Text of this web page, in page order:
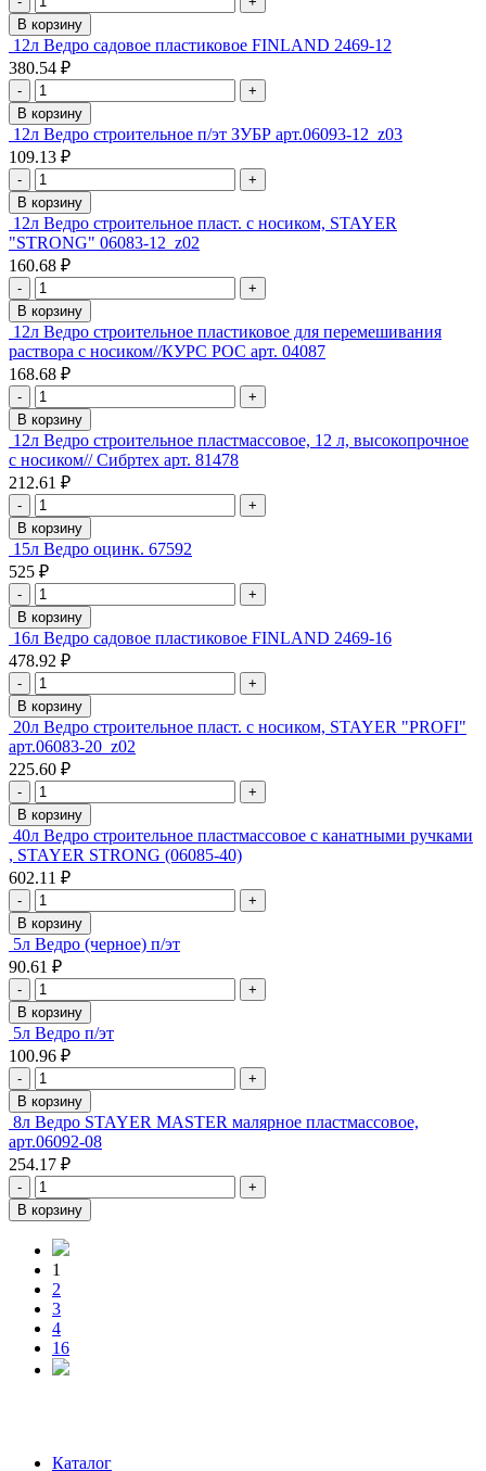
В корзину
12л Ведро садовое пластиковое FINLAND 2469-12
380.54 ₽
-
+
В корзину
12л Ведро строительное п/эт ЗУБР арт.06093-12_z03
109.13 ₽
-
+
В корзину
12л Ведро строительное пласт. с носиком, STAYER
"STRONG" 06083-12_z02
160.68 ₽
-
+
В корзину
12л Ведро строительное пластиковое для перемешивания
раствора с носиком//КУРС РОС арт. 04087
168.68 ₽
-
+
В корзину
12л Ведро строительное пластмассовое, 12 л, высокопрочное
с носиком// Сибртех арт. 81478
212.61 ₽
-
+
В корзину
15л Ведро оцинк. 67592
525 ₽
-
+
В корзину
16л Ведро садовое пластиковое FINLAND 2469-16
478.92 ₽
-
+
В корзину
20л Ведро строительное пласт. с носиком, STAYER "PROFI"
арт.06083-20_z02
225.60 ₽
-
+
В корзину
40л Ведро строительное пластмассовое с канатными ручками
, STAYER STRONG (06085-40)
602.11 ₽
-
+
В корзину
5л Ведро (черное) п/эт
90.61 ₽
-
+
В корзину
5л Ведро п/эт
100.96 ₽
-
+
В корзину
8л Ведро STAYER MASTER малярное пластмассовое,
арт.06092-08
254.17 ₽
-
+
В корзину
1
2
3
4
16
Каталог